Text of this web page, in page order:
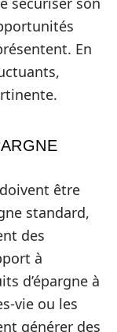
En
être
standard,
des
à
d’épargne à
vie ou les
générer des